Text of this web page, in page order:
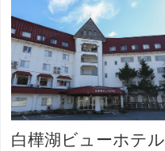
白樺湖ビューホテル